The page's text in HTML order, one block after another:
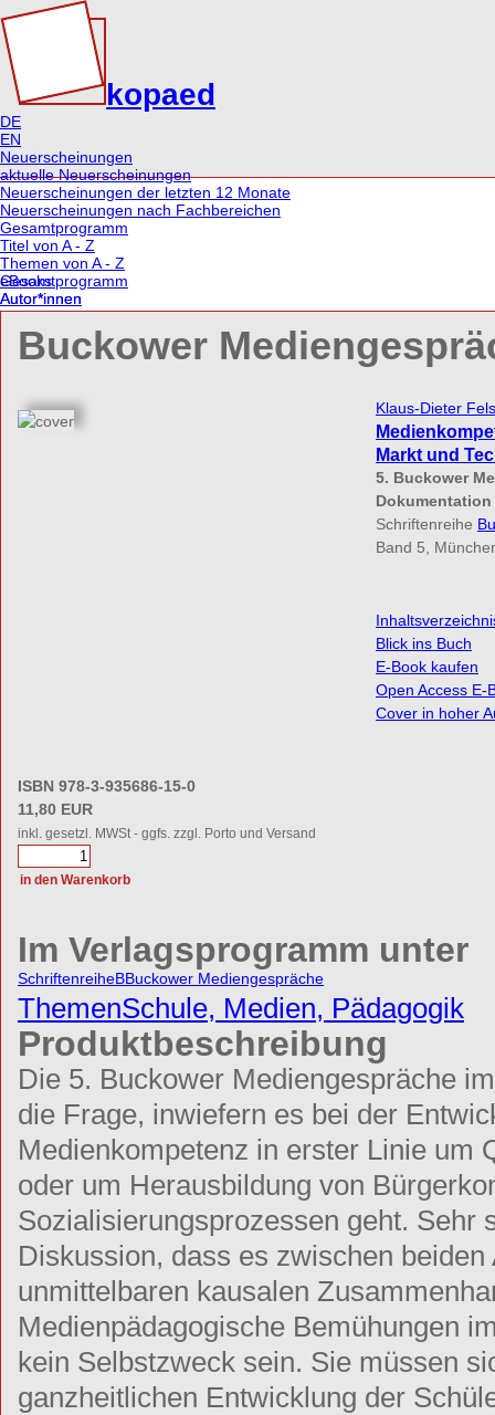
kopaed
DE
EN
Neuerscheinungen
aktuelle Neuerscheinungen
Neuerscheinungen der letzten 12 Monate
Neuerscheinungen nach Fachbereichen
Gesamtprogramm
Titel von A - Z
Themen von A - Z
eBooks
Autor*innen
Zeitschriften
Fachbereiche
Schriftenreihen
merz | medien + erziehung
kjl&m - forschung.schule.bibliothek
Gesamtprogramm
Autor*innen
Buckower
Klaus-Dieter
Markt und
5. Buckower
Dokumentation
Schriftenreihe
Band 5,
Blick ins Buch
E-Book kaufen
Open Access E-
Cover in hoher
ISBN 978-3-935686-15-0
11,80 EUR
inkl. gesetzl. MWSt - ggfs. zzgl. Porto und Versand
Im Verlagsprogramm unter
SchriftenreiheBBuckower Mediengespräche
ThemenSchule, Medien, Pädagogik
Produktbeschreibung
Die 5. Buckower Mediengespräche
die Frage, inwiefern es bei der
Medienkompetenz in erster Linie um
oder um Herausbildung von
Sozialisierungsprozessen geht. Sehr
Diskussion, dass es zwischen beiden
unmittelbaren kausalen
Medienpädagogische Bemühungen
kein Selbstzweck sein. Sie müssen
ganzheitlichen Entwicklung der